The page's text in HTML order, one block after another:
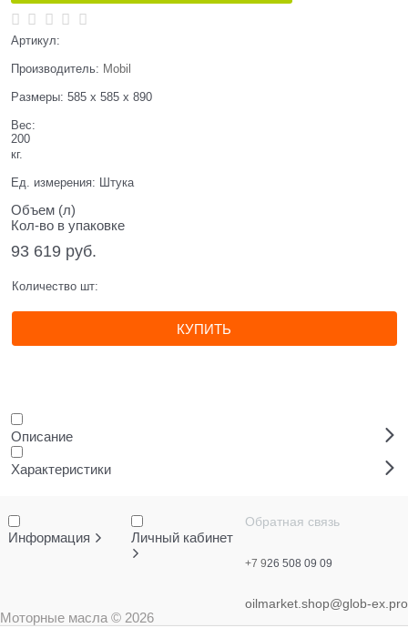
Артикул:
Производитель: Mobil
Размеры: 585 x 585 x 890
Вес:
200
кг.
Ед. измерения: Штука
Объем (л)
Кол-во в упаковке
93 619 руб.
Количество шт:
КУПИТЬ
Описание
Характеристики
Информация Личный кабинет
Обратная связь
+7 926 508 09 09
oilmarket.shop@glob-ex.pro
Моторные масла © 2026